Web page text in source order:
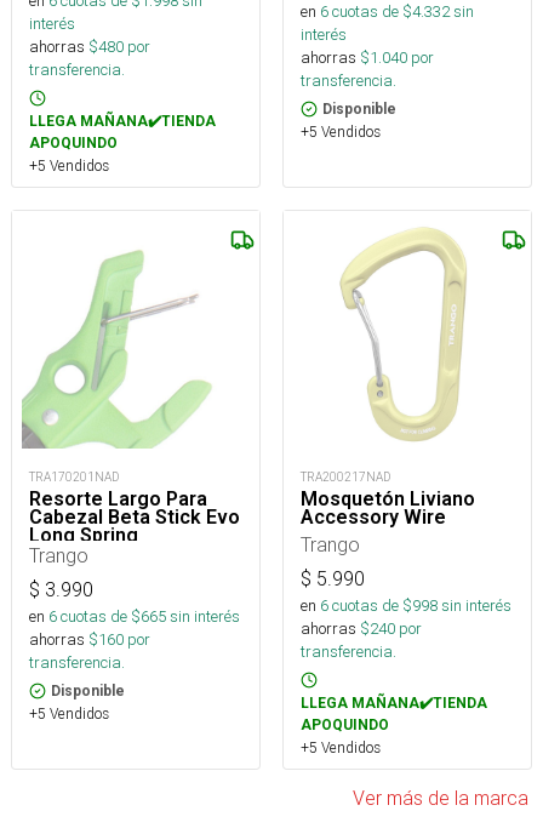
interés
ahorras $480 por
transferencia.
LLEGA MAÑANA✔️TIENDA
APOQUINDO
+5 Vendidos
en 6cuotas de $4.332sin
interés
ahorras $1.040 por
transferencia.
Disponible
+5 Vendidos
TRA170201NAD
Resorte Largo Para
Cabezal Beta Stick Evo
Long Spring
Trango
$ 3.990
en 6cuotas de $665sin interés
ahorras $160 por
transferencia.
Disponible
+5 Vendidos
TRA200217NAD
Mosquetón Liviano
Accessory Wire
Trango
$ 5.990
en 6cuotas de $998sin interés
ahorras $240 por
transferencia.
LLEGA MAÑANA✔️TIENDA
APOQUINDO
+5 Vendidos
Ver más de la marca